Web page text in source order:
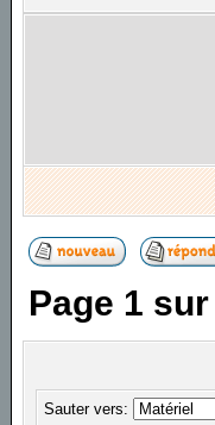
Page 1 sur
Sauter vers: